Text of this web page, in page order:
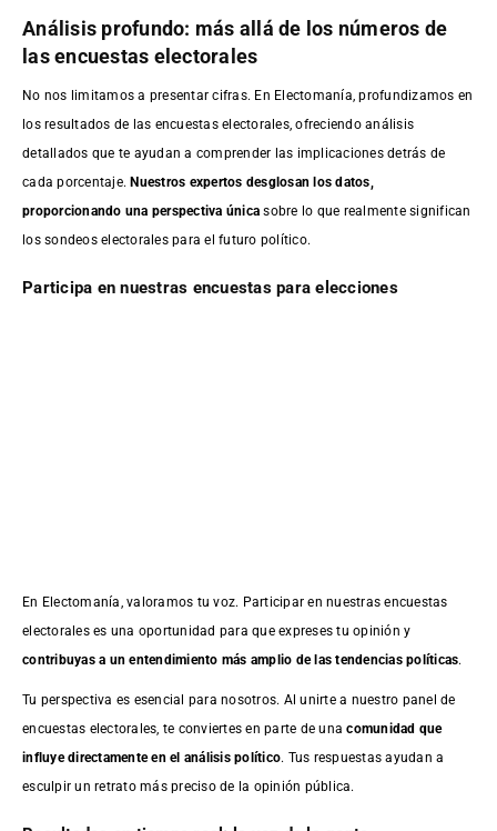
Análisis profundo: más allá de los números de
las encuestas electorales
No nos limitamos a presentar cifras. En Electomanía, profundizamos en
los resultados de las encuestas electorales, ofreciendo análisis
detallados que te ayudan a comprender las implicaciones detrás de
cada porcentaje.Nuestros expertos desglosan los datos,
proporcionando una perspectiva única sobre lo que realmente significan
los sondeos electorales para el futuro político.
Participa en nuestras encuestas para elecciones
En Electomanía, valoramos tu voz. Participar en nuestras encuestas
electorales es una oportunidad para que expreses tu opinión y
contribuyas a un entendimiento más amplio de las tendencias políticas.
Tu perspectiva es esencial para nosotros. Al unirte a nuestro panel de
encuestas electorales, te conviertes en parte de unacomunidad que
influye directamente en el análisis político. Tus respuestas ayudan a
esculpir un retrato más preciso de la opinión pública.